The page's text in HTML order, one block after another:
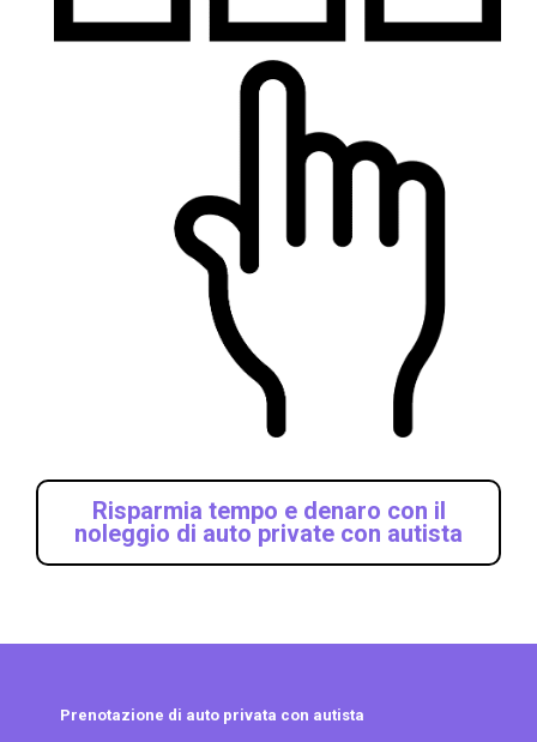
Risparmia tempo e denaro con il
noleggio di auto private con autista
Prenotazione di auto privata con autista